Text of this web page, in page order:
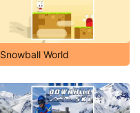
Snowball World